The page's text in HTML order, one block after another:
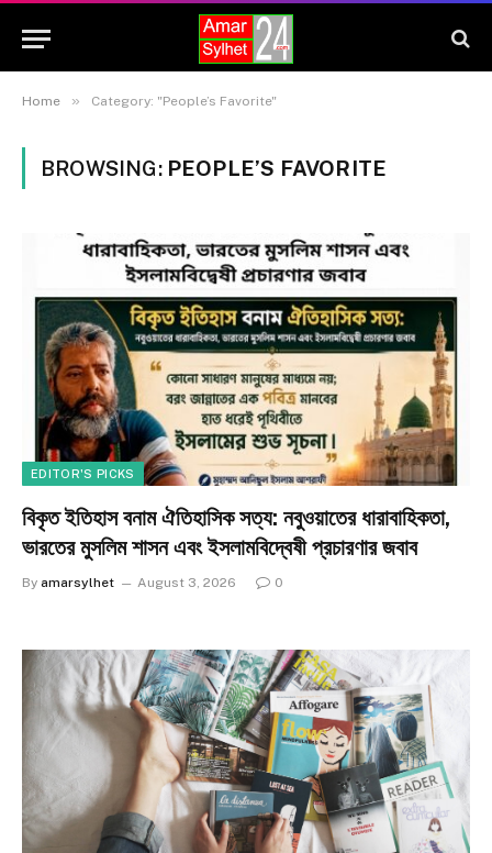
Home » Category: "People’s Favorite"
BROWSING: PEOPLE’S FAVORITE
EDITOR'S PICKS
বিকৃত ইতিহাস বনাম ঐতিহাসিক সত্য: নবুওয়াতের ধারাবাহিকতা,
ভারতের মুসলিম শাসন এবং ইসলামবিদ্বেষী প্রচারণার জবাব
By amarsylhet August 3, 2026 0